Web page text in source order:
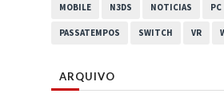
MOBILE N3DS NOTICIAS PC
PASSATEMPOS SWITCH VR
ARQUIVO